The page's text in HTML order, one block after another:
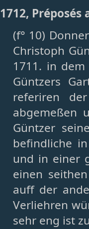
1712,
(f° 10)
Christoph
1711. in
Güntzers
referiren
abgemeßen
Güntzer
befindliche
und in einer
einen
auff der
Verliehren
sehr eng ist